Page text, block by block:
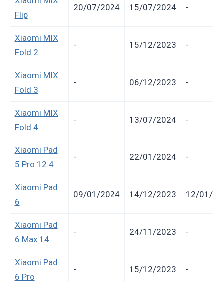
Flip
20/07/2024 15/07/2024 -
Xiaomi MIX
Fold 2
- 15/12/2023 -
Xiaomi MIX
Fold 3
- 06/12/2023 -
Xiaomi MIX
Fold 4
- 13/07/2024 -
Xiaomi Pad
5 Pro 12.4
- 22/01/2024 -
Xiaomi Pad
6
09/01/2024 14/12/2023 12/01/
Xiaomi Pad
6 Max 14
- 24/11/2023 -
Xiaomi Pad
6 Pro
- 15/12/2023 -